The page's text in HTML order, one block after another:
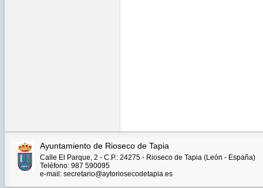
Ayuntamiento de Rioseco de Tapia
Calle El Parque, 2 - C.P.: 24275 - Rioseco de Tapia (León - España)
Teléfono: 987 590095
e-mail: secretario@aytoriosecodetapia.es